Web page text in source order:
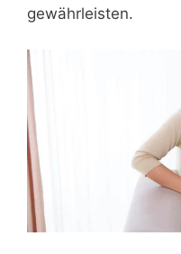
gewährleisten.